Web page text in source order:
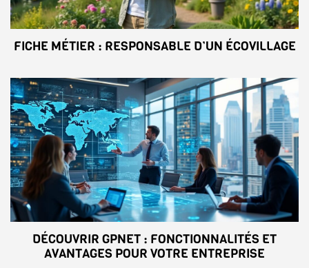
FICHE MÉTIER : RESPONSABLE D’UN ÉCOVILLAGE
DÉCOUVRIR GPNET : FONCTIONNALITÉS ET
AVANTAGES POUR VOTRE ENTREPRISE